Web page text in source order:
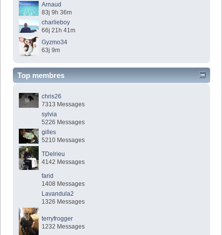
Arnaud
83j 9h 36m
charlieboy
66j 21h 41m
Gyzmo34
63j 9m
Top membres
chris26
7313 Messages
sylvia
5226 Messages
gilles
5210 Messages
TDelrieu
4142 Messages
farid
1408 Messages
Lavandula2
1326 Messages
terryfrogger
1232 Messages